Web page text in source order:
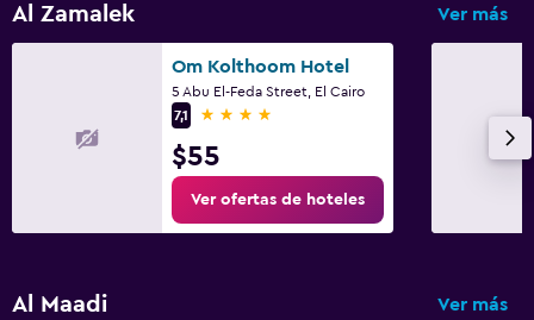
Al Zamalek Ver más
Om Kolthoom Hotel
5 Abu El-Feda Street, El Cairo
7,1
4 estrellas
$55
Ver ofertas de hoteles
Al Maadi Ver más